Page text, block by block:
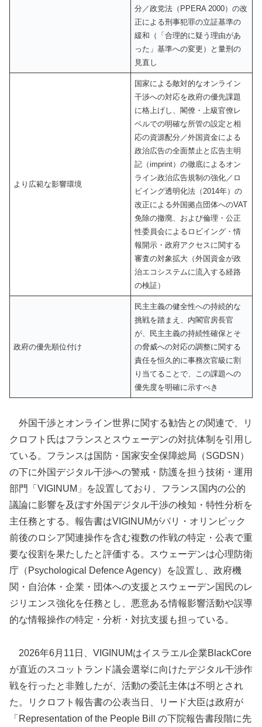
分／政党法（PPERA 2000）の改
正による刑事犯罪の立証基準の
緩和（「合理的に疑う理由があ
った」基準への変更）と量刑の
見直し
より広範な影響環境
国家による敵対的なオンライン
干渉への対応を政府の優先課題
に格上げし、閣僚・上級官僚レ
ベルでの明確な所管の設定と相
応の資源配分／外国資金による
政治広告の全面禁止と広告主明
記（imprint）の徹底によるオン
ライン政治広告規制の強化／ロ
ビイング透明化法（2014年）の
改正による外国拠点団体へのVAT
免除の撤廃、および倫理・公正
性委員会によるロビイング・情
報開示・政府アクセスに関する
審査の対象拡大（外国資金が政
治エコシステムに流入する経路
の検証）
政府の優先順位付け
民主主義の健全性への持続的な
挑戦を踏まえ、内閣官房長官
が、民主主義の持続性確保とそ
の脅威への対応の調整に関する
責任を恒久的に事務次官級に割
り当てることで、この課題への
優先度を明確に示すべき
外国干渉とオンライン世界に関する勧告との関連で、リ
クロフト氏はフランスとスウェーデンの対抗体制を引用し
ている。フランスは国防・国家安全保障総局（SGDSN）
の下に外国デジタル干渉への警戒・防護を担う技術・運用
部門「VIGINUM」を設置しており、フランス国内の公的
議論に影響を及ぼす外国デジタル干渉の検知・特性分析を
主任務とする。報告書はVIGINUMがパリ・オリンピック
前後のロシア関連操作を含む複数の作戦の特定・公表で重
要な役割を果たしたと評価する。スウェーデンは心理防衛
庁（Psychological Defence Agency）を設置し、政府機
関・自治体・企業・団体への支援とスウェーデン国民のレ
ジリエンス強化を任務とし、悪意ある情報影響活動や誤導
的な情報操作の特定・分析・対抗支援も担っている。
2026年6月11日、VIGINUMはイスラエル企業BlackCore
が直近のスコットランド議会選挙に向けたデジタル干渉作
戦を行ったと非難したが、活動の委託主体は不明とされ
た。リクロフト報告書の公表当日、リード大臣は政府が
「Representation of the People Bill の下院報告書段階に先